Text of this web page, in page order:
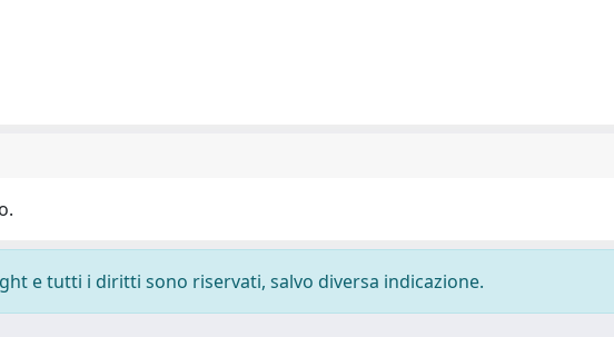
e tutti i diritti sono riservati, salvo diversa indicazione.